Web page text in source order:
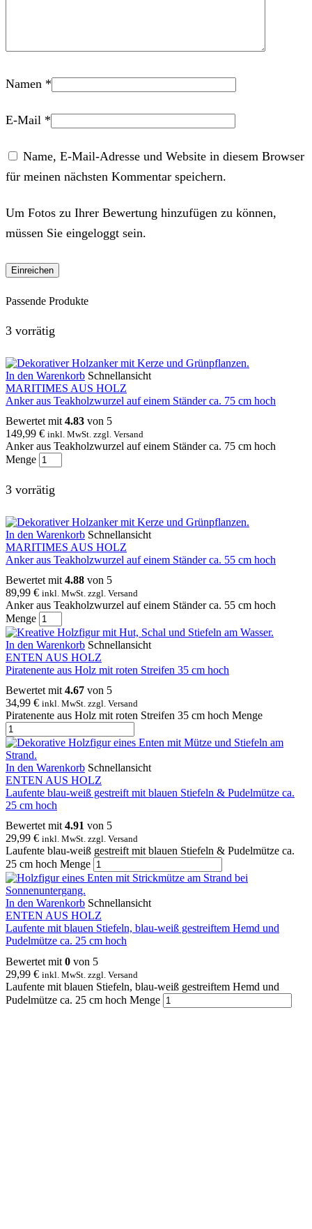
Namen *
E-Mail *
Name, E-Mail-Adresse und Website in diesem Browser
für meinen nächsten Kommentar speichern.
Um Fotos zu Ihrer Bewertung hinzufügen zu können,
müssen Sie eingeloggt sein.
Passende Produkte
3 vorrätig
In den Warenkorb Schnellansicht
MARITIMES AUS HOLZ
Anker aus Teakholzwurzel auf einem Ständer ca. 75 cm hoch
Bewertet mit 4.83 von 5
149,99 € inkl. MwSt. zzgl. Versand
Anker aus Teakholzwurzel auf einem Ständer ca. 75 cm hoch
Menge
3 vorrätig
In den Warenkorb Schnellansicht
MARITIMES AUS HOLZ
Anker aus Teakholzwurzel auf einem Ständer ca. 55 cm hoch
Bewertet mit 4.88 von 5
89,99 € inkl. MwSt. zzgl. Versand
Anker aus Teakholzwurzel auf einem Ständer ca. 55 cm hoch
Menge
In den Warenkorb Schnellansicht
ENTEN AUS HOLZ
Piratenente aus Holz mit roten Streifen 35 cm hoch
Bewertet mit 4.67 von 5
34,99 € inkl. MwSt. zzgl. Versand
Piratenente aus Holz mit roten Streifen 35 cm hoch Menge
In den Warenkorb Schnellansicht
ENTEN AUS HOLZ
Laufente blau-weiß gestreift mit blauen Stiefeln & Pudelmütze ca.
25 cm hoch
Bewertet mit4.91 von 5
29,99 € inkl. MwSt. zzgl. Versand
Laufente blau-weiß gestreift mit blauen Stiefeln & Pudelmütze ca.
25 cm hoch Menge
In den Warenkorb Schnellansicht
ENTEN AUS HOLZ
Laufente mit blauen Stiefeln, blau-weiß gestreiftem Hemd und
Pudelmütze ca. 25 cm hoch
Bewertet mit 0 von 5
29,99 € inkl. MwSt. zzgl. Versand
Laufente mit blauen Stiefeln, blau-weiß gestreiftem Hemd und
Pudelmütze ca. 25 cm hoch Menge